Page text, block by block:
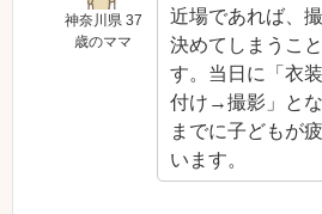
神奈川県 37
歳のママ
近場であれば、
決めてしまうこ
す。当日に「衣
付け→撮影」と
までに子どもが
います。